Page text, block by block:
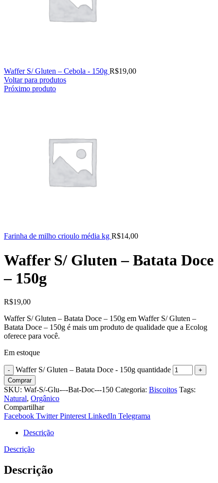
Waffer S/ Gluten – Cebola - 150g R$19,00
Voltar para produtos
Próximo produto
Farinha de milho crioulo média kg R$14,00
Waffer S/ Gluten – Batata Doce
– 150g
R$19,00
Waffer S/ Gluten – Batata Doce – 150g em Waffer S/ Gluten –
Batata Doce – 150g é mais um produto de qualidade que a Ecolog
oferece para você.
Em estoque
Waffer S/ Gluten – Batata Doce - 150g quantidade
Comprar
SKU: Waf-S/-Glu-–-Bat-Doc---150 Categoria: Biscoitos Tags:
Natural, Orgânico
Compartilhar
Facebook Twitter Pinterest LinkedIn Telegrama
Descrição
Descrição
Descrição